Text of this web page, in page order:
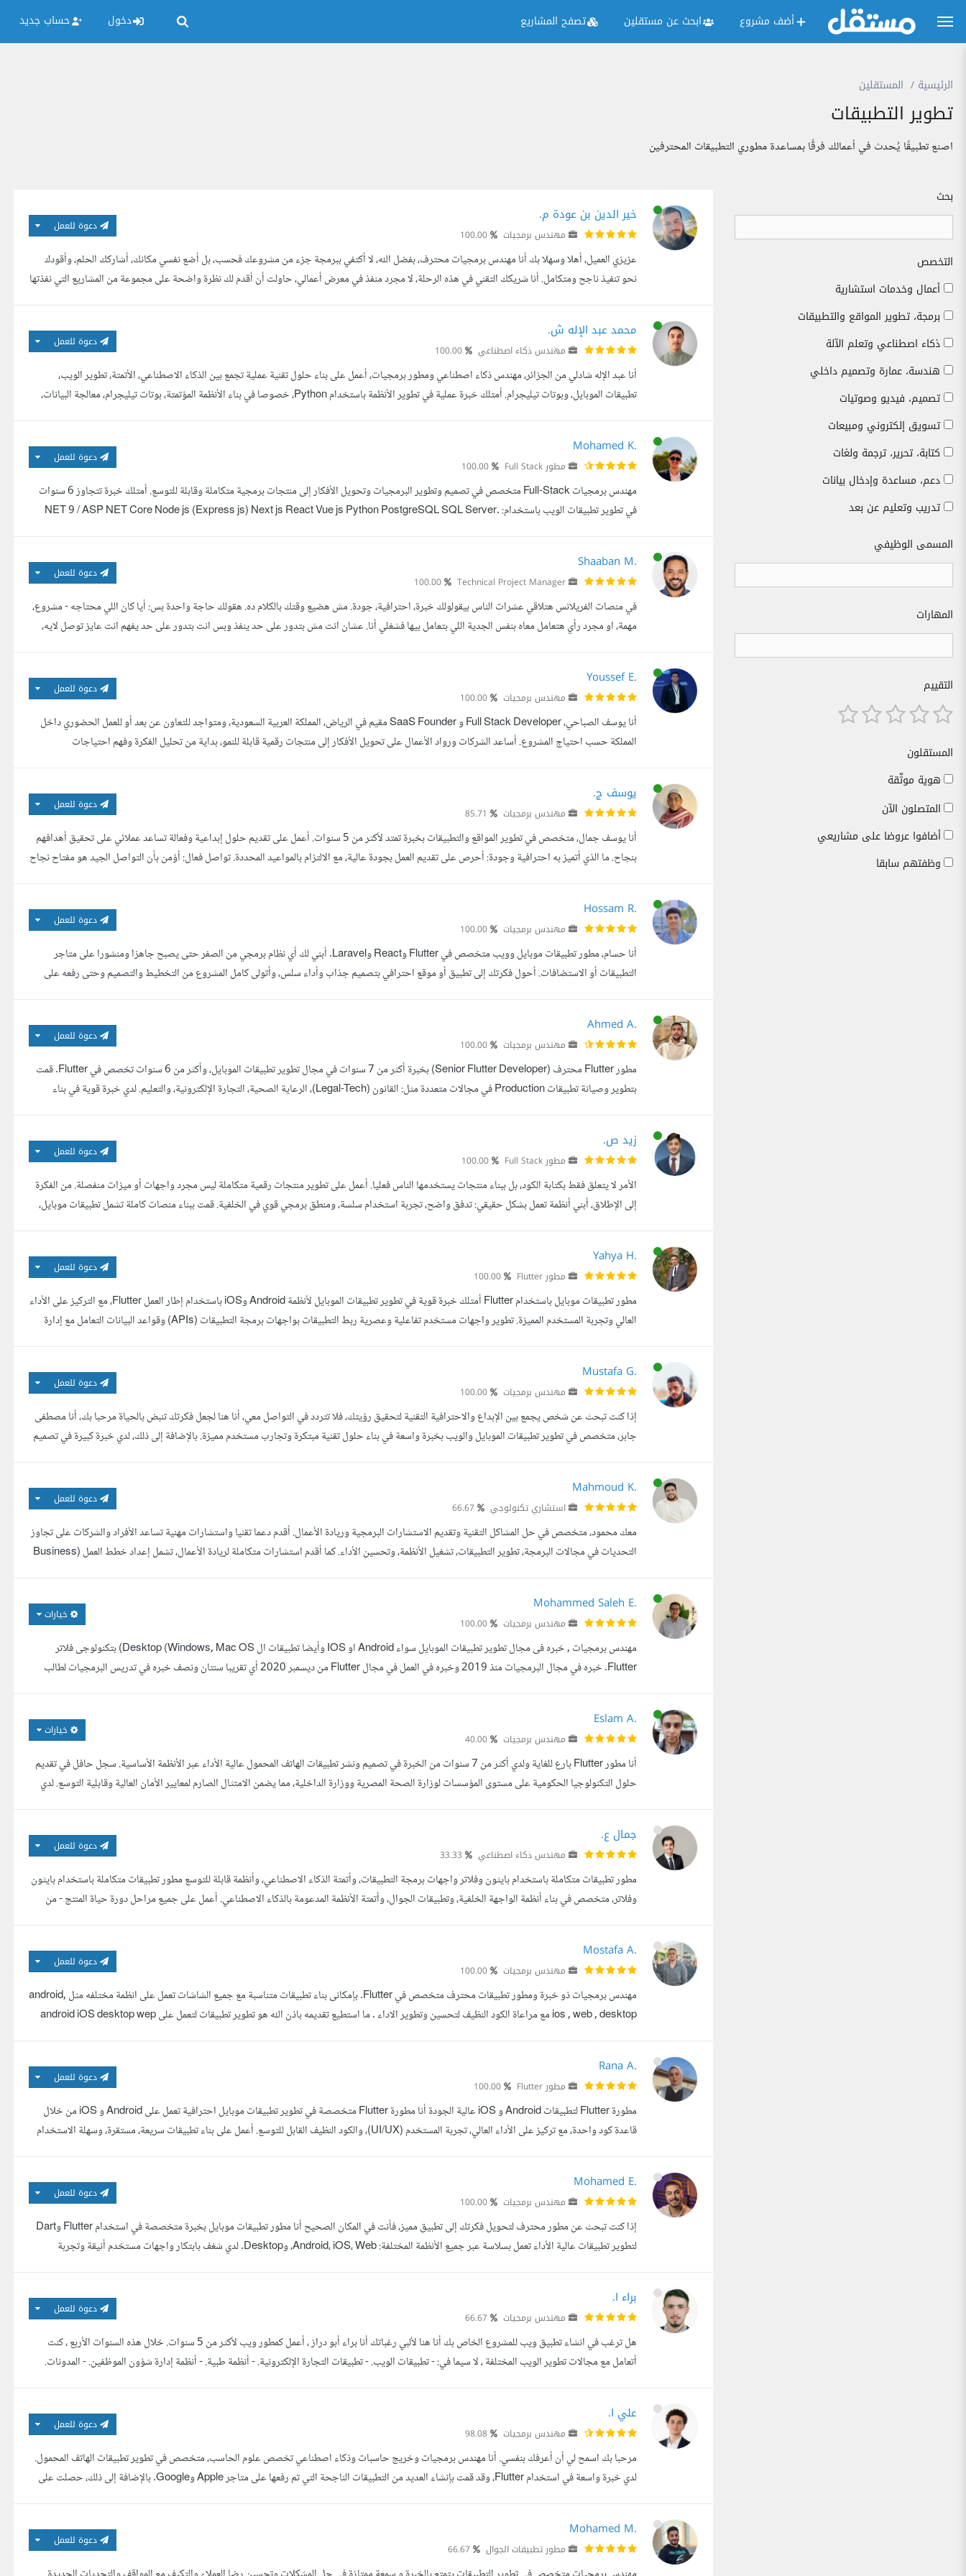
أضف مشروع ابحث عن مستقلين تصفح المشاريع دخول حساب جديد
الرئيسية المستقلين
تطوير التطبيقات
اصنع تطبيقًا يُحدث في أعمالك فرقًا بمساعدة مطوري التطبيقات المحترفين
بحث
التخصص
أعمال وخدمات استشارية
برمجة، تطوير المواقع والتطبيقات
ذكاء اصطناعي وتعلم الآلة
هندسة، عمارة وتصميم داخلي
تصميم، فيديو وصوتيات
تسويق إلكتروني ومبيعات
كتابة، تحرير، ترجمة ولغات
دعم، مساعدة وإدخال بيانات
تدريب وتعليم عن بعد
المسمى الوظيفي
المهارات
التقييم
المستقلون
هوية موثّقة
المتصلون الآن
أضافوا عروضا على مشاريعي
وظفتهم سابقا
خير الدين بن عودة م.
مهندس برمجيات 100.00
دعوة للعمل
عزيزي العميل، أهلا وسهلا بك أنا مهندس برمجيات محترف، بفضل الله، لا أكتفي ببرمجة جزء من مشروعك فحسب، بل أضع نفسي مكانك، أشاركك الحلم، وأقودك
نحو تنفيذ ناجح ومتكامل. أنا شريكك التقني في هذه الرحلة، لا مجرد منفذ في معرض أعمالي، حاولت أن أقدم لك نظرة واضحة على مجموعة من المشاريع التي نفذتها
محمد عبد الإله ش.
مهندس ذكاء اصطناعي 100.00
دعوة للعمل
أنا عبد الإله شادلي من الجزائر، مهندس ذكاء اصطناعي ومطور برمجيات، أعمل على بناء حلول تقنية عملية تجمع بين الذكاء الاصطناعي، الأتمتة، تطوير الويب،
تطبيقات الموبايل، وبوتات تيليجرام. أمتلك خبرة عملية في تطوير الأنظمة باستخدام Python، خصوصا في بناء الأنظمة المؤتمتة، بوتات تيليجرام، معالجة البيانات،
Mohamed K.
مطور Full Stack 100.00
دعوة للعمل
مهندس برمجيات Full-Stack متخصص في تصميم وتطوير البرمجيات وتحويل الأفكار إلى منتجات برمجية متكاملة وقابلة للتوسع. أمتلك خبرة تتجاوز 6 سنوات
في تطوير تطبيقات الويب باستخدام: .NET 9 / ASP NET Core Node js (Express js) Next js React Vue js Python PostgreSQL SQL Server
Shaaban M.
Technical Project Manager
100.00
دعوة للعمل
في منصات الفريلانس هتلاقي عشرات الناس بيقولولك خبرة، احترافية، جودة. مش هضيع وقتك بالكلام ده. هقولك حاجة واحدة بس: أيا كان اللي محتاجه - مشروع،
مهمة، او مجرد رأي هتعامل معاه بنفس الجدية اللي بتعامل بيها فشغلي أنا. عشان انت مش بتدور على حد ينفذ وبس انت بتدور على حد يفهم انت عايز توصل لايه،
Youssef E.
مهندس برمجيات 100.00
دعوة للعمل
أنا يوسف الصباحي، Full Stack Developer و SaaS Founder مقيم في الرياض، المملكة العربية السعودية، ومتواجد للتعاون عن بعد أو للعمل الحضوري داخل
المملكة حسب احتياج المشروع. أساعد الشركات ورواد الأعمال على تحويل الأفكار إلى منتجات رقمية قابلة للنمو، بداية من تحليل الفكرة وفهم احتياجات
يوسف ج.
مهندس برمجيات
دعوة للعمل
أنا يوسف جمال، متخصص في تطوير المواقع والتطبيقات بخبرة تمتد لأكثر من 5 سنوات. أعمل على تقديم حلول إبداعية وفعالة تساعد عملائي على تحقيق أهدافهم
بنجاح. ما الذي أتميز به احترافية وجودة: أحرص على تقديم العمل بجودة عالية، مع الالتزام بالمواعيد المحددة. تواصل فعال: أؤمن بأن التواصل الجيد هو مفتاح نجاح
Hossam R.
مهندس برمجيات 100.00
دعوة للعمل
أنا حسام، مطور تطبيقات موبايل وويب متخصص في Flutter وReact وLaravel. أبني لك أي نظام برمجي من الصفر حتى يصبح جاهزا ومنشورا على متاجر
التطبيقات أو الاستضافات. أحول فكرتك إلى تطبيق أو موقع احترافي بتصميم جذاب وأداء سلس، وأتولى كامل المشروع من التخطيط والتصميم وحتى رفعه على
Ahmed A.
مهندس برمجيات 100.00
دعوة للعمل
مطور Flutter محترف (Senior Flutter Developer) بخبرة أكثر من 7 سنوات في مجال تطوير تطبيقات الموبايل، وأكثر من 6 سنوات تخصص في Flutter. قمت
بتطوير وصيانة تطبيقات Production في مجالات متعددة مثل: القانون (Legal-Tech)، الرعاية الصحية، التجارة الإلكترونية، والتعليم. لدي خبرة قوية في بناء
زيد ص.
مطور Full Stack 100.00
دعوة للعمل
الأمر لا يتعلق فقط بكتابة الكود، بل ببناء منتجات يستخدمها الناس فعليا. أعمل على تطوير منتجات رقمية متكاملة ليس مجرد واجهات أو ميزات منفصلة. من الفكرة
إلى الإطلاق، أبني أنظمة تعمل بشكل حقيقي: تدفق واضح، تجربة استخدام سلسة، ومنطق برمجي قوي في الخلفية. قمت ببناء منصات كاملة تشمل تطبيقات موبايل،
Yahya H.
مطور Flutter 100.00
دعوة للعمل
مطور تطبيقات موبايل باستخدام Flutter أمتلك خبرة قوية في تطوير تطبيقات الموبايل لأنظمة Android وiOS باستخدام إطار العمل Flutter، مع التركيز على الأداء
العالي وتجربة المستخدم المميزة. تطوير واجهات مستخدم تفاعلية وعصرية ربط التطبيقات بواجهات برمجة التطبيقات (APIs) وقواعد البيانات التعامل مع إدارة
Mustafa G.
مهندس برمجيات 100.00
دعوة للعمل
إذا كنت تبحث عن شخص يجمع بين الإبداع والاحترافية التقنية لتحقيق رؤيتك، فلا تتردد في التواصل معي، أنا هنا لجعل فكرتك تنبض بالحياة مرحبا بك، أنا مصطفى
جابر، متخصص في تطوير تطبيقات الموبايل والويب بخبرة واسعة في بناء حلول تقنية مبتكرة وتجارب مستخدم مميزة. بالإضافة إلى ذلك، لدي خبرة كبيرة في تصميم
Mahmoud K.
استشاري تكنولوجي
دعوة للعمل
معك محمود، متخصص في حل المشاكل التقنية وتقديم الاستشارات البرمجية وريادة الأعمال. أقدم دعما تقنيا واستشارات مهنية تساعد الأفراد والشركات على تجاوز
التحديات في مجالات البرمجة، تطوير التطبيقات، تشغيل الأنظمة، وتحسين الأداء. كما أقدم استشارات متكاملة لريادة الأعمال، تشمل إعداد خطط العمل (Business
Mohammed Saleh E.
مهندس برمجيات 100.00
خيارات
مهندس برمجيات , خبره فى مجال تطوير تطبيقات الموبايل سواء Android او IOS وأيضا تطبيقات ال Desktop (Windows, Mac OS) بتكنولوجى فلاتر
Flutter. خبره في مجال البرمجيات منذ 2019 وخبره في العمل في مجال Flutter من ديسمبر 2020 أي تقريبا سنتان ونصف خبره في تدريس البرمجيات لطالب
Eslam A.
مهندس برمجيات 40.00
خيارات
أنا مطور Flutter بارع للغاية ولدي أكثر من 7 سنوات من الخبرة في تصميم ونشر تطبيقات الهاتف المحمول عالية الأداء عبر الأنظمة الأساسية. سجل حافل في تقديم
حلول التكنولوجيا الحكومية على مستوى المؤسسات لوزارة الصحة المصرية ووزارة الداخلية، مما يضمن الامتثال الصارم لمعايير الأمان العالية وقابلية التوسع. لدي
جمال ع.
مهندس ذكاء اصطناعي
دعوة للعمل
مطور تطبيقات متكاملة باستخدام بايثون وفلاتر واجهات برمجة التطبيقات، وأتمتة الذكاء الاصطناعي، وأنظمة قابلة للتوسع مطور تطبيقات متكاملة باستخدام بايثون
وفلاتر، متخصص في بناء أنظمة الواجهة الخلفية، وتطبيقات الجوال، وأتمتة الأنظمة المدعومة بالذكاء الاصطناعي. أعمل على جميع مراحل دورة حياة المنتج - من
Mostafa A.
مهندس برمجيات 100.00
دعوة للعمل
مهندس برمجيات ذو خبرة ومطور تطبيقات محترف متخصص في Flutter. بإمكانى بناء تطبيقات متناسبة مع جميع الشاشات تعمل على انظمة مختلفه مثل android,
ios , web , desktop مع مراعاة الكود النظيف لتحسين وتطوير الاداء . ما استطيع تقديمه باذن الله هو تطوير تطبيقات لتعمل على android iOS desktop wep
Rana A.
مطور Flutter 100.00
دعوة للعمل
مطورة Flutter لتطبيقات Android و iOS عالية الجودة أنا مطورة Flutter متخصصة في تطوير تطبيقات موبايل احترافية تعمل على Android و iOS من خلال
قاعدة كود واحدة، مع تركيز على الأداء العالي، تجربة المستخدم (UI/UX)، والكود النظيف القابل للتوسع. أعمل على بناء تطبيقات سريعة، مستقرة، وسهلة الاستخدام
Mohamed E.
مهندس برمجيات 100.00
دعوة للعمل
إذا كنت تبحث عن مطور محترف لتحويل فكرتك إلى تطبيق مميز، فأنت في المكان الصحيح أنا مطور تطبيقات موبايل بخبرة متخصصة في استخدام Flutter وDart
لتطوير تطبيقات عالية الأداء تعمل بسلاسة عبر جميع الأنظمة المختلفة: Android، iOS، Web، وDesktop. لدي شغف بابتكار واجهات مستخدم أنيقة وتجربة
براء ا.
مهندس برمجيات
دعوة للعمل
هل ترغب في انشاء تطبيق ويب للمشروع الخاص بك أنا هنا لألبي رغباتك أنا براء أبو دراز ، أعمل كمطور ويب لأكثر من 5 سنوات. خلال هذه السنوات الأربع ، كنت
أتعامل مع مجالات تطوير الويب المختلفة ، لا سيما في: - تطبيقات الويب. - تطبيقات التجارة الإلكترونية. - أنظمة طبية. - أنظمة إدارة شؤون الموظفين. - المدونات.
علي ا.
مهندس برمجيات 98.08
دعوة للعمل
مرحبا بك اسمح لي أن أعرفك بنفسي. أنا مهندس برمجيات وخريج حاسبات وذكاء اصطناعي تخصص علوم الحاسب، متخصص في تطوير تطبيقات الهاتف المحمول.
لدي خبرة واسعة في استخدام Flutter، وقد قمت بإنشاء العديد من التطبيقات الناجحة التي تم رفعها على متاجر Apple وGoogle. بالإضافة إلى ذلك، حصلت على
Mohamed M.
مطور تطبيقات الجوال
دعوة للعمل